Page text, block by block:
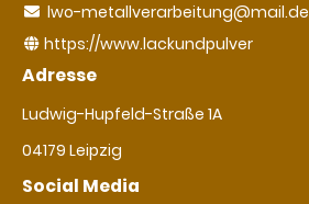
lwo-metallverarbeitung@mail.de
https://www.lackundpulver
Adresse
Ludwig-Hupfeld-Straße 1A
04179 Leipzig
Social Media